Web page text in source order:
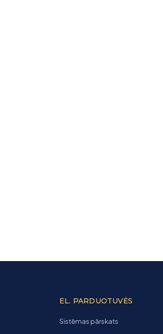
EL. PARDUOTUVĖS
Sistēmas pārskats